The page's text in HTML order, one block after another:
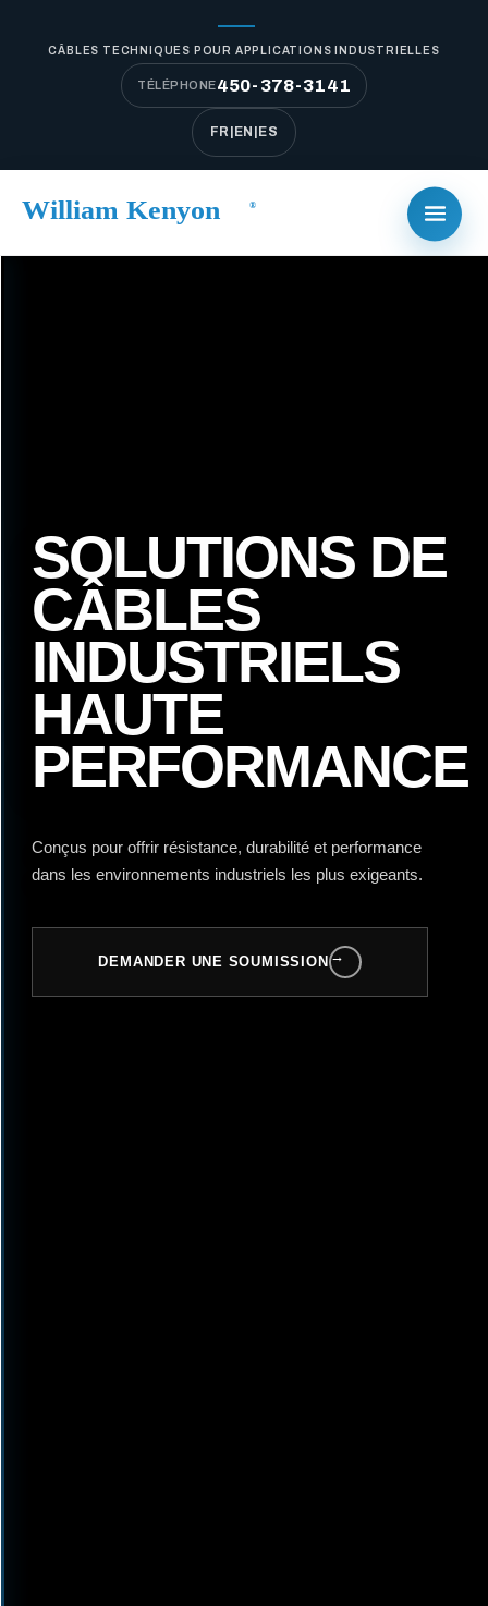
CÂBLES TECHNIQUES POUR APPLICATIONS INDUSTRIELLES
TÉLÉPHONE450-378-3141
FR EN ES
SOLUTIONS DE
CÂBLES
INDUSTRIELS
HAUTE
PERFORMANCE
Conçus pour offrir résistance, durabilité et performance
dans les environnements industriels les plus exigeants.
DEMANDER UNE SOUMISSION →